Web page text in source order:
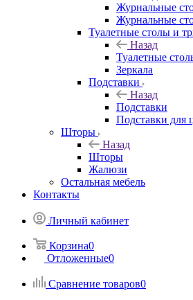
Журнальные
Журнальные
Туалетные столы и
Назад
Туалетные
Зеркала
Подставки
Назад
Подставки
Подставки для
Шторы
Назад
Шторы
Жалюзи
Остальная мебель
Контакты
Личный кабинет
Корзина0
Отложенные0
Сравнение товаров0